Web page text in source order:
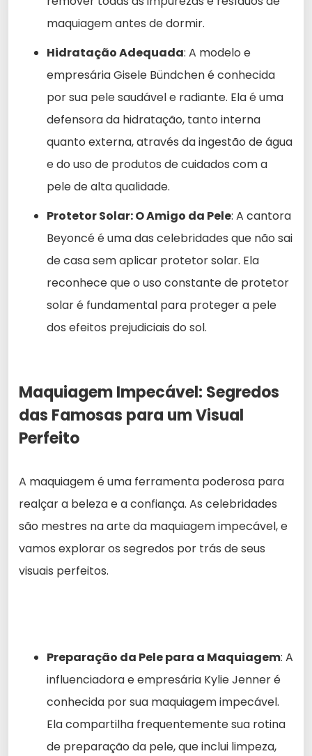
maquiagem antes de dormir.
Hidratação Adequada: A modelo e
empresária Gisele Bündchen é conhecida
por sua pele saudável e radiante. Ela é uma
defensora da hidratação, tanto interna
quanto externa, através da ingestão de água
e do uso de produtos de cuidados com a
pele de alta qualidade.
Protetor Solar: O Amigo da Pele: A cantora
Beyoncé é uma das celebridades que não sai
de casa sem aplicar protetor solar. Ela
reconhece que o uso constante de protetor
solar é fundamental para proteger a pele
dos efeitos prejudiciais do sol.
Maquiagem Impecável: Segredos
das Famosas para um Visual
Perfeito
A maquiagem é uma ferramenta poderosa para
realçar a beleza e a confiança. As celebridades
são mestres na arte da maquiagem impecável, e
vamos explorar os segredos por trás de seus
visuais perfeitos.
Preparação da Pele para a Maquiagem: A
influenciadora e empresária Kylie Jenner é
conhecida por sua maquiagem impecável.
Ela compartilha frequentemente sua rotina
de preparação da pele, que inclui limpeza,